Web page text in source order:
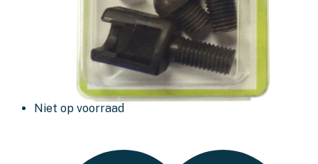
Niet op voorraad